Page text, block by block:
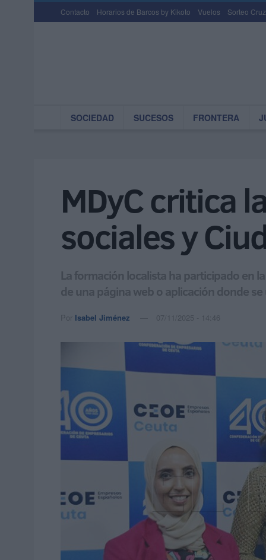
Contacto Horarios de Barcos by Kikoto Vuelos Sorteo
SOCIEDAD SUCESOS FRONTERA
MDyC critica
sociales y
La formación localista ha participado en
de una página web o aplicación donde
Por Isabel Jiménez 07/11/2025 - 14:46